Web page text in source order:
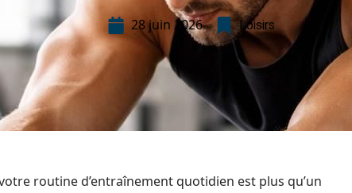
28 juin 2026 Loisirs
routine d’entraînement quotidien est plus qu’un